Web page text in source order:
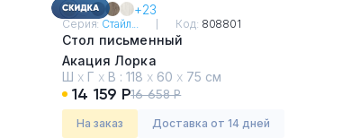
+23
Серия: Стайл... Код: 808801
Стол письменный
Акация Лорка
Ш х Г х В : 118 х 60 х 75 см
14 159 Р16 658 Р
На заказ Доставка от 14 дней